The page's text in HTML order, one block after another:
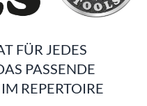
FÜR JEDES
PASSENDE
REPERTOIRE